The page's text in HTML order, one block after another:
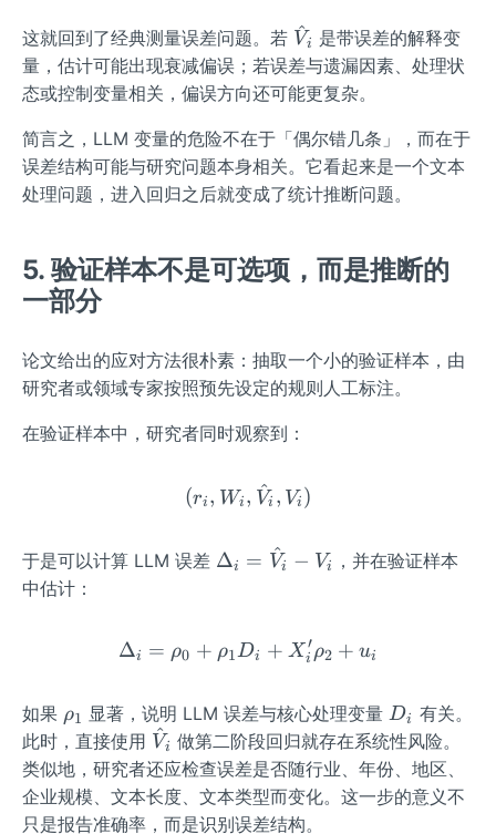
这就回到了经典测量误差问题。若 \ha
t
{V}
{i}
V
^i
是带误差的解释变
量，估计可能出现衰减偏误；若误差与遗漏因素、处理状
态或控制变量相关，偏误方向还可能更复杂。
简言之，LLM 变量的危险不在于「偶尔错几条」，而在于
误差结构可能与研究问题本身相关。它看起来是一个文本
处理问题，进入回归之后就变成了统计推断问题。
5. 验证样本不是可选项，而是推断的
一部分
论文给出的应对方法很朴素：抽取一个小的验证样本，由
研究者或领域专家按照预先设定的规则人工标注。
在验证样本中，研究者同时观察到：
(ri , Wi , V
^i , Vi )
于是可以计算 LLM 误差 \De
\ha
{V}
_
{i}-
V_
{i}
Δi = V
^i − Vi
，并在验证样本
中估计：
Δi = ρ0 + ρ1Di + Xi
′ρ2 + ui
如果 \rh
o_
{1}
ρ1 显著，说明 LLM 误差与核心处理变量 D_
{i}
Di
有关。
此时，直接使用 \ha
t
{V}
V
^i 做第二阶段回归就存在系统性风险。
类似地，研究者还应检查误差是否随行业、年份、地区、
企业规模、文本长度、文本类型而变化。这一步的意义不
只是报告准确率，而是识别误差结构。